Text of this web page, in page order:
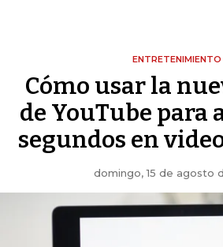
ENTRETENIMIENTO
Cómo usar la
de YouTube para
segundos en
domingo, 15 de agosto